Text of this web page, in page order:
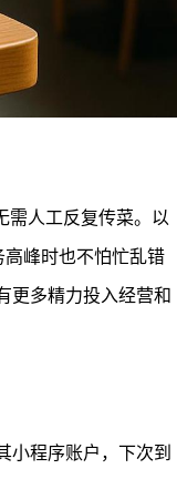
需人工反复传菜。以
高峰时也不怕忙乱错
更多精力投入经营和
小程序账户，下次到